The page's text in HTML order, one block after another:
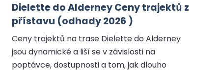
Dielette do Alderney Ceny trajektů z
přístavu (odhady 2026 )
Ceny trajektů na trase Dielette do Alderney
jsou dynamické a liší se v závislosti na
poptávce, dostupnosti a tom, jak dlouho